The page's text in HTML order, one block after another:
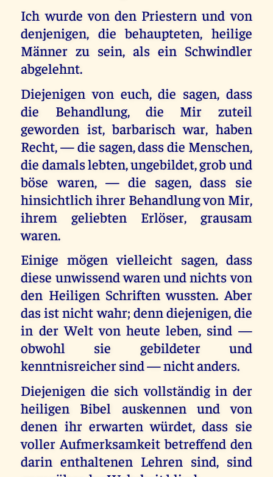
Ich wurde von den Priestern und von
denjenigen, die behaupteten, heilige
Männer zu sein, als ein Schwindler
abgelehnt.
Diejenigen von euch, die sagen, dass
die Behandlung, die Mir zuteil
geworden ist, barbarisch war, haben
Recht, — die sagen, dass die Menschen,
die damals lebten, ungebildet, grob und
böse waren, — die sagen, dass sie
hinsichtlich ihrer Behandlung von Mir,
ihrem geliebten Erlöser, grausam
waren.
Einige mögen vielleicht sagen, dass
diese unwissend waren und nichts von
den Heiligen Schriften wussten. Aber
das ist nicht wahr; denn diejenigen, die
in der Welt von heute leben, sind —
obwohl sie gebildeter und
kenntnisreicher sind — nicht anders.
Diejenigen die sich vollständig in der
heiligen Bibel auskennen und von
denen ihr erwarten würdet, dass sie
voller Aufmerksamkeit betreffend den
darin enthaltenen Lehren sind, sind